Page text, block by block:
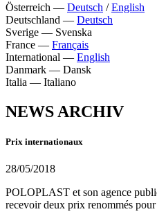
Österreich — Deutsch /English
Deutschland — Deutsch
Sverige — Svenska
France — Français
International — English
Danmark — Dansk
Italia — Italiano
NEWS ARCHIV
Prix internationaux
28/05/2018
POLOPLAST et son agence
recevoir deux prix renommés